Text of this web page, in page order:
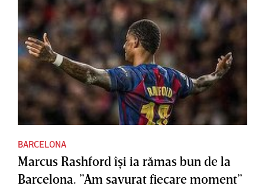
BARCELONA
Marcus Rashford îşi ia rămas bun de la
Barcelona. ”Am savurat fiecare moment”